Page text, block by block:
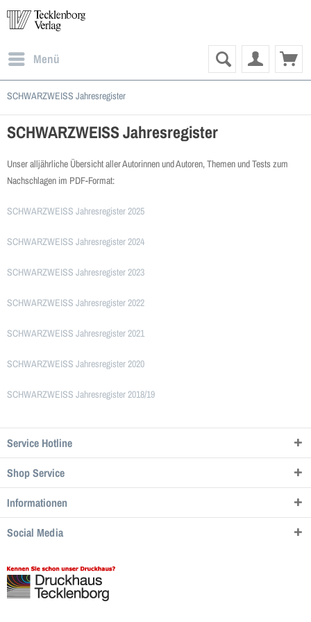
Menü
SCHWARZWEISS Jahresregister
SCHWARZWEISS Jahresregister
Unser alljährliche Übersicht aller Autorinnen und Autoren, Themen und Tests zum
Nachschlagen im PDF-Format:
SCHWARZWEISS Jahresregister 2025
SCHWARZWEISS Jahresregister 2024
SCHWARZWEISS Jahresregister 2023
SCHWARZWEISS Jahresregister 2022
SCHWARZWEISS Jahresregister 2021
SCHWARZWEISS Jahresregister 2020
SCHWARZWEISS Jahresregister 2018/19
Service Hotline
Shop Service
Informationen
Social Media